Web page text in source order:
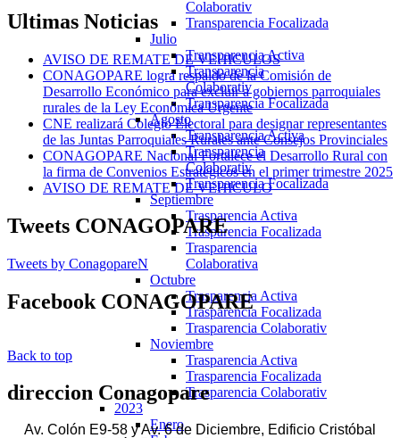
Colaborativ
Transparencia Focalizada
Julio
Transparencia Activa
Transparencia
Colaborativ
Transparencia Focalizada
Agosto
Transparencia Activa
Transparencia
Colaborativ
Transparencia Focalizada
Septiembre
Trasparencia Activa
Trasparencia Focalizada
Trasparencia
Colaborativa
Octubre
Trasparencia Activa
Trasparencia Focalizada
Trasparencia Colaborativ
Noviembre
Trasparencia Activa
Trasparencia Focalizada
Trasparencia Colaborativ
2023
Enero
Ultimas Noticias
AVISO DE REMATE DE VEHICULOS
CONAGOPARE logra respaldo de la Comisión de
Desarrollo Económico para excluir a gobiernos parroquiales
rurales de la Ley Económica Urgente
CNE realizará Colegio Electoral para designar representantes
de las Juntas Parroquiales Rurales ante Consejos Provinciales
CONAGOPARE Nacional Fortalece el Desarrollo Rural con
la firma de Convenios Estratégicos en el primer trimestre 2025
AVISO DE REMATE DE VEHICULO
Tweets CONAGOPARE
Tweets by ConagopareN
Facebook CONAGOPARE
Back to top
direccion Conagopare
Av. Colón E9-58 y Av. 6 de Diciembre, Edificio Cristóbal